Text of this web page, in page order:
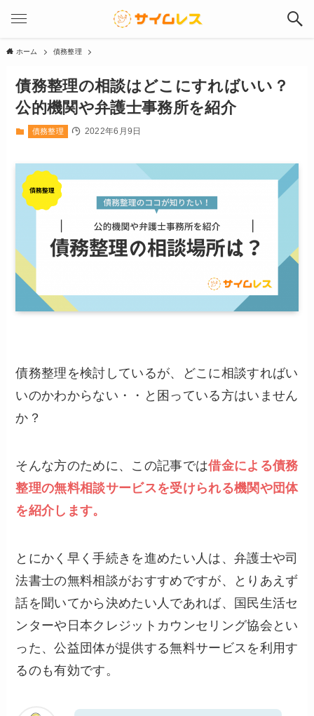
ホーム 債務整理
債務整理の相談はどこにすればいい？
公的機関や弁護士事務所を紹介
債務整理 2022年6月9日
債務整理を検討しているが、どこに相談すればい
いのかわからない・・と困っている方はいません
か？
そんな方のために、この記事では借金による債務
整理の無料相談サービスを受けられる機関や団体
を紹介します。
とにかく早く手続きを進めたい人は、弁護士や司
法書士の無料相談がおすすめですが、とりあえず
話を聞いてから決めたい人であれば、国民生活セ
ンターや日本クレジットカウンセリング協会とい
った、公益団体が提供する無料サービスを利用す
るのも有効です。